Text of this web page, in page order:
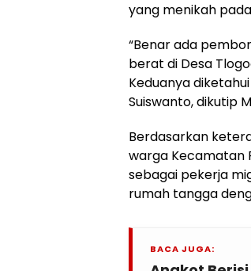
yang menikah pada
“Benar ada
berat di Desa
Keduanya
Suiswanto, dikutip
Berdasarkan
warga Kecamatan
sebagai pekerja
rumah tangga
BACA JUGA: